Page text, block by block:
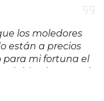
los moledores
están a precios
para mi fortuna el
al tacto , el
muele con pocos